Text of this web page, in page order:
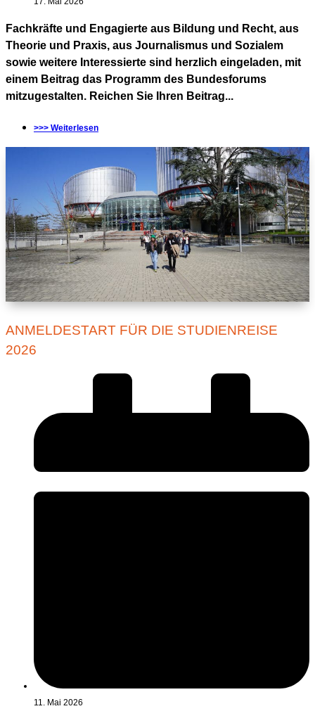
Fachkräfte und Engagierte aus Bildung und Recht, aus
Theorie und Praxis, aus Journalismus und Sozialem
sowie weitere Interessierte sind herzlich eingeladen, mit
einem Beitrag das Programm des Bundesforums
mitzugestalten. Reichen Sie Ihren Beitrag...
>>> Weiterlesen
ANMELDESTART FÜR DIE STUDIENREISE
2026
11. Mai 2026